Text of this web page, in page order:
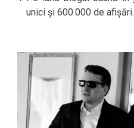
unici și 600.000 de afișări.